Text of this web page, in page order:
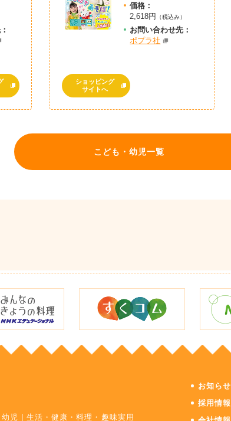
価格：
2,618円
（税込み）
お問い合わせ先：
ポプラ社
ショッピング
サイトへ
こども・幼児一覧
児 |生活・健康・料理・趣味実用
お知らせ
採用情報